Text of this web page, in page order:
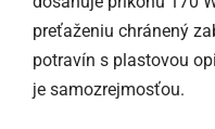
preťaženiu chránený
potravín s plastovou
je samozrejmosťou.